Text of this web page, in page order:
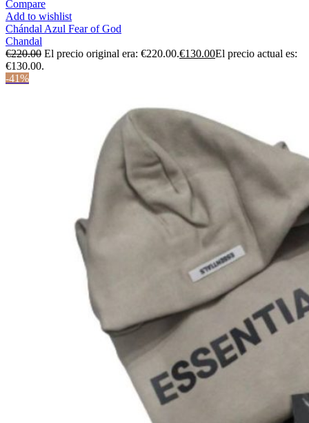
Compare
Add to wishlist
Chándal Azul Fear of God
Chandal
€220.00 El precio original era: €220.00.€130.00El precio actual es:
€130.00.
-41%